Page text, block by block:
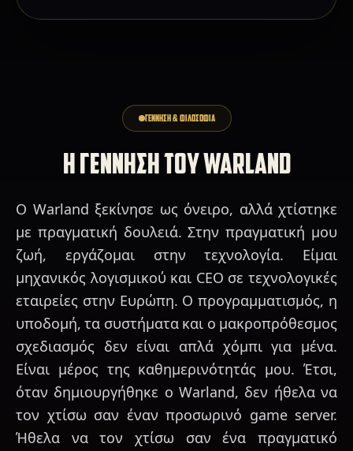
ΓΕΝΝΗΣΗ & ΦΙΛΟΣΟΦΙΑ
Η ΓΕΝΝΗΣΗ ΤΟΥ WARLAND
Ο Warland ξεκίνησε ως όνειρο, αλλά χτίστηκε
με πραγματική δουλειά. Στην πραγματική μου
ζωή, εργάζομαι στην τεχνολογία. Είμαι
μηχανικός λογισμικού και CEO σε τεχνολογικές
εταιρείες στην Ευρώπη. Ο προγραμματισμός, η
υποδομή, τα συστήματα και ο μακροπρόθεσμος
σχεδιασμός δεν είναι απλά χόμπι για μένα.
Είναι μέρος της καθημερινότητάς μου. Έτσι,
όταν δημιουργήθηκε ο Warland, δεν ήθελα να
τον χτίσω σαν έναν προσωρινό game server.
Ήθελα να τον χτίσω σαν ένα πραγματικό